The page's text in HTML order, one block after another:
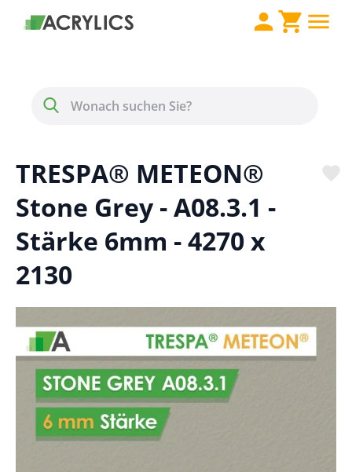
Menü
TRESPA® METEON®
Stone Grey - A08.3.1 -
Stärke 6mm - 4270 x
2130